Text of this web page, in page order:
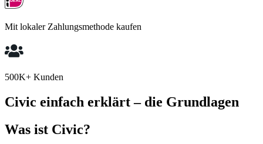
Mit lokaler Zahlungsmethode kaufen
500K+ Kunden
Civic einfach erklärt – die Grundlagen
Was ist Civic?